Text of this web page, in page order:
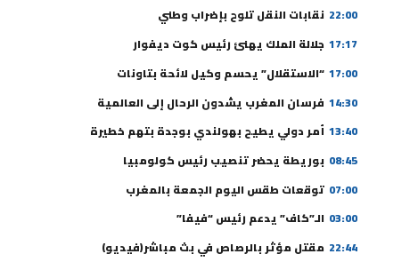
22:00 نقابات النقل تلوح بإضراب وطني
17:17 جلالة الملك يهنئ رئيس كوت ديفوار
17:00 “الاستقلال” يحسم وكيل لائحة بتاونات
14:30 فرسان المغرب يشدون الرحال إلى العالمية
13:40 أمر دولي يطيح بهولندي بوجدة بتهم خطيرة
08:45 بوريطة يحضر تنصيب رئيس كولومبيا
07:00 توقعات طقس اليوم الجمعة بالمغرب
03:00 الـ”كاف” يدعم رئيس “فيفا”
22:44 مقتل مؤثر بالرصاص في بث مباشر(فيديو)